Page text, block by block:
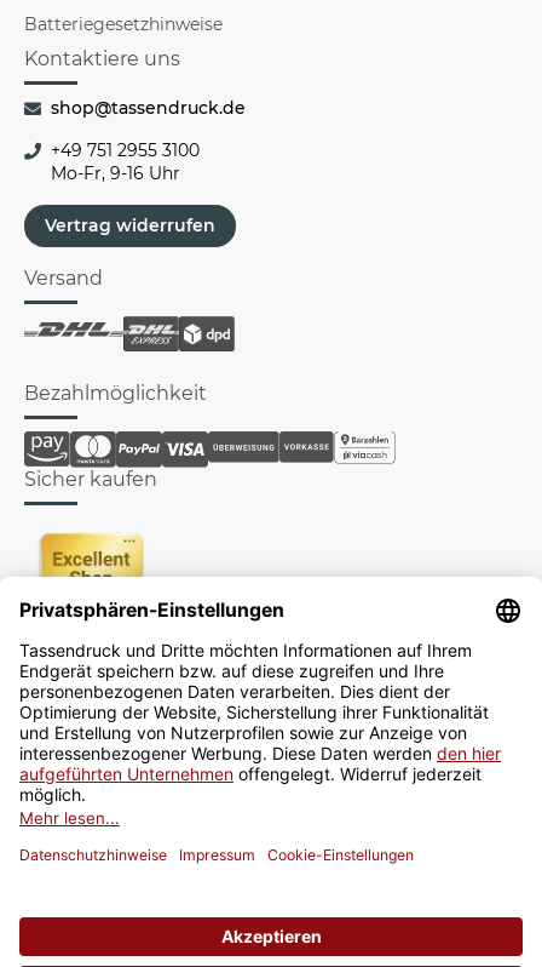
Batteriegesetzhinweise
Kontaktiere uns
shop@tassendruck.de
+49 751 2955 3100
Mo-Fr, 9-16 Uhr
Vertrag widerrufen
Versand
Bezahlmöglichkeit
Sicher kaufen
Newsletter